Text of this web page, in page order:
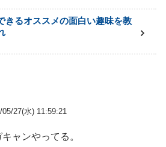
きるオススメの面白い趣味を教
27(水) 11:59:21
ャンやってる。